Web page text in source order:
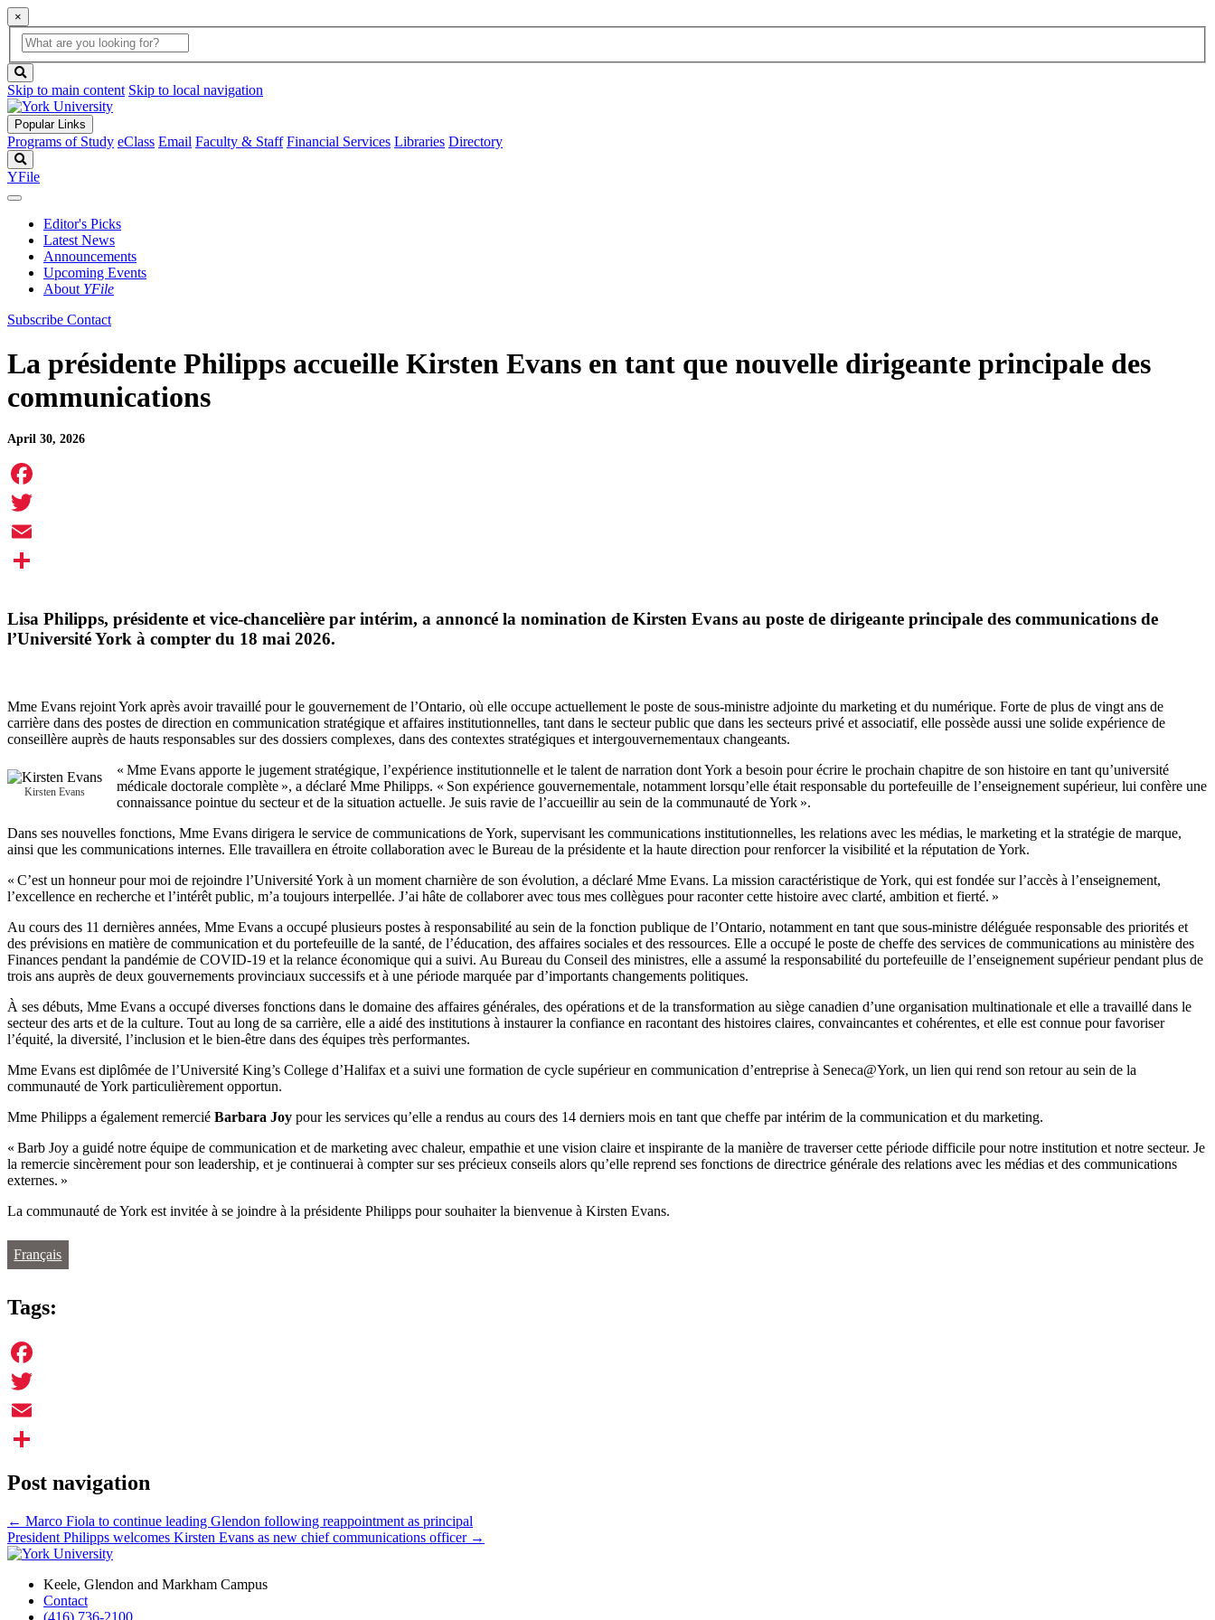
×
Global
Search
search
box
button
Skip to main content Skip to local navigation
Popular Links
Programs of Study eClass Email Faculty & Staff Financial Services Libraries Directory
YFile
Editor's Picks
Latest News
Announcements
Upcoming Events
About YFile
Subscribe Contact
La présidente Philipps accueille Kirsten Evans en tant que nouvelle dirigeante principale des
communications
April 30, 2026
Facebook
Twitter
Email
Lisa Philipps, présidente et vice-chancelière par intérim, a annoncé la nomination de Kirsten Evans au poste de dirigeante principale des communications de
l’Université York à compter du 18 mai 2026.
Mme Evans rejoint York après avoir travaillé pour le gouvernement de l’Ontario, où elle occupe actuellement le poste de sous-ministre adjointe du marketing et du numérique. Forte de plus de vingt ans de
carrière dans des postes de direction en communication stratégique et affaires institutionnelles, tant dans le secteur public que dans les secteurs privé et associatif, elle possède aussi une solide expérience de
conseillère auprès de hauts responsables sur des dossiers complexes, dans des contextes stratégiques et intergouvernementaux changeants.
Kirsten Evans
« Mme Evans apporte le jugement stratégique, l’expérience institutionnelle et le talent de narration dont York a besoin pour écrire le prochain chapitre de son histoire en tant qu’université
médicale doctorale complète », a déclaré Mme Philipps. « Son expérience gouvernementale, notamment lorsqu’elle était responsable du portefeuille de l’enseignement supérieur, lui confère une
connaissance pointue du secteur et de la situation actuelle. Je suis ravie de l’accueillir au sein de la communauté de York ».
Dans ses nouvelles fonctions, Mme Evans dirigera le service de communications de York, supervisant les communications institutionnelles, les relations avec les médias, le marketing et la stratégie de marque,
ainsi que les communications internes. Elle travaillera en étroite collaboration avec le Bureau de la présidente et la haute direction pour renforcer la visibilité et la réputation de York.
« C’est un honneur pour moi de rejoindre l’Université York à un moment charnière de son évolution, a déclaré Mme Evans. La mission caractéristique de York, qui est fondée sur l’accès à l’enseignement,
l’excellence en recherche et l’intérêt public, m’a toujours interpellée. J’ai hâte de collaborer avec tous mes collègues pour raconter cette histoire avec clarté, ambition et fierté. »
Au cours des 11 dernières années, Mme Evans a occupé plusieurs postes à responsabilité au sein de la fonction publique de l’Ontario, notamment en tant que sous-ministre déléguée responsable des priorités et
des prévisions en matière de communication et du portefeuille de la santé, de l’éducation, des affaires sociales et des ressources. Elle a occupé le poste de cheffe des services de communications au ministère des
Finances pendant la pandémie de COVID-19 et la relance économique qui a suivi. Au Bureau du Conseil des ministres, elle a assumé la responsabilité du portefeuille de l’enseignement supérieur pendant plus de
trois ans auprès de deux gouvernements provinciaux successifs et à une période marquée par d’importants changements politiques.
À ses débuts, Mme Evans a occupé diverses fonctions dans le domaine des affaires générales, des opérations et de la transformation au siège canadien d’une organisation multinationale et elle a travaillé dans le
secteur des arts et de la culture. Tout au long de sa carrière, elle a aidé des institutions à instaurer la confiance en racontant des histoires claires, convaincantes et cohérentes, et elle est connue pour favoriser
l’équité, la diversité, l’inclusion et le bien-être dans des équipes très performantes.
Mme Evans est diplômée de l’Université King’s College d’Halifax et a suivi une formation de cycle supérieur en communication d’entreprise à Seneca@York, un lien qui rend son retour au sein de la
communauté de York particulièrement opportun.
Mme Philipps a également remercié Barbara Joy pour les services qu’elle a rendus au cours des 14 derniers mois en tant que cheffe par intérim de la communication et du marketing.
« Barb Joy a guidé notre équipe de communication et de marketing avec chaleur, empathie et une vision claire et inspirante de la manière de traverser cette période difficile pour notre institution et notre secteur. Je
la remercie sincèrement pour son leadership, et je continuerai à compter sur ses précieux conseils alors qu’elle reprend ses fonctions de directrice générale des relations avec les médias et des communications
externes. »
La communauté de York est invitée à se joindre à la présidente Philipps pour souhaiter la bienvenue à Kirsten Evans.
Français
Tags:
Facebook
Twitter
Email
Post navigation
← Marco Fiola to continue leading Glendon following reappointment as principal
President Philipps welcomes Kirsten Evans as new chief communications officer →
Keele, Glendon and Markham Campus
Contact